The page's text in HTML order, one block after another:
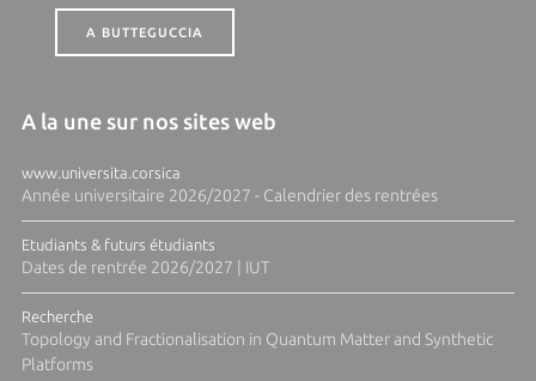
A BUTTEGUCCIA
A la une sur nos sites web
www.universita.corsica
Année universitaire 2026/2027 - Calendrier des rentrées
Etudiants & futurs étudiants
Dates de rentrée 2026/2027 | IUT
Recherche
Topology and Fractionalisation in Quantum Matter and Synthetic
Platforms